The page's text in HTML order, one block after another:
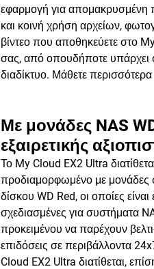
εφαρμογή για
και κοινή χρήση αρχείων,
βίντεο που αποθηκεύετε στο
σας, από οπουδήποτε υπάρχει
διαδίκτυο. Μάθετε περισσότερα
Με μονάδες NAS
εξαιρετικής
Το My Cloud EX2 Ultra
προδιαμορφωμένο με μονάδες
δίσκου WD Red, οι οποίες είναι
σχεδιασμένες για συστήματα
προκειμένου να παρέχουν
επιδόσεις σε περιβάλλοντα
Cloud EX2 Ultra διατίθεται,